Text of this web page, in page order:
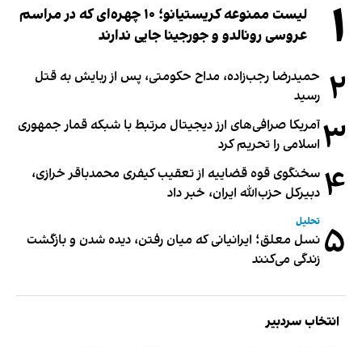
۱
لیست ممنوعه کریستیانو؛ ۱۰ چهره‌ای که در مراسم
عروسی رونالدو و جورجینا جایی ندارند
۲ حمیدرضا رجب‌زاده، مداح حکومتی، پس از ربایش به قتل
رسید
۳آمریکا صرافی‌های ارز دیجیتال مرتبط با شبکه قمار جمهوری
اسلامی را تحریم کرد
۴ سخنگوی قوه قضاییه از تعقیب کیفری محمدباقر خرازی،
دبیر‌کل حزب‌الله ایران، خبر داد
۵ تحلیل
نسل معلق؛ ایرانیانی که میان رفتن، دیده شدن و بازگشت
زندگی می‌کنند
انتخاب سردبیر